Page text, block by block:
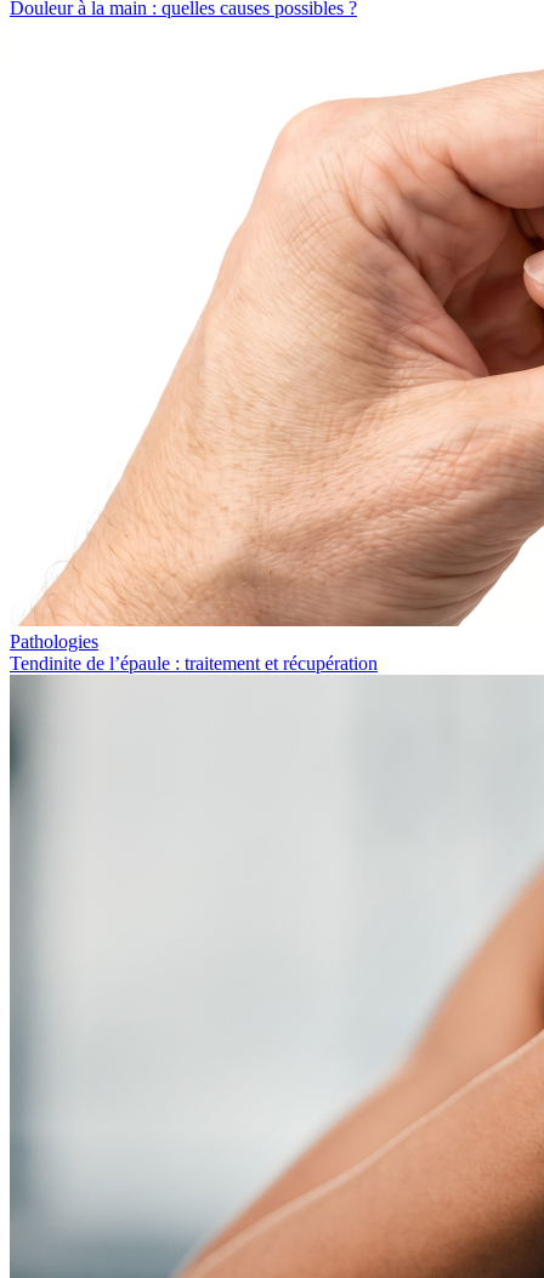
Douleur à la main : quelles causes possibles ?
Pathologies
Tendinite de l’épaule : traitement et récupération